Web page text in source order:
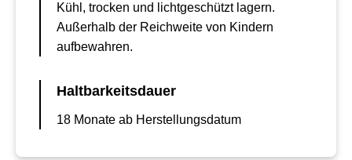
Kühl, trocken und lichtgeschützt lagern.
Außerhalb der Reichweite von Kindern
aufbewahren.
Haltbarkeitsdauer
18 Monate ab Herstellungsdatum